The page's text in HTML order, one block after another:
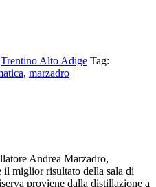
Trentino Alto Adige Tag:
, marzadro
Andrea Marzadro,
il miglior risultato della sala di
proviene dalla distillazione a